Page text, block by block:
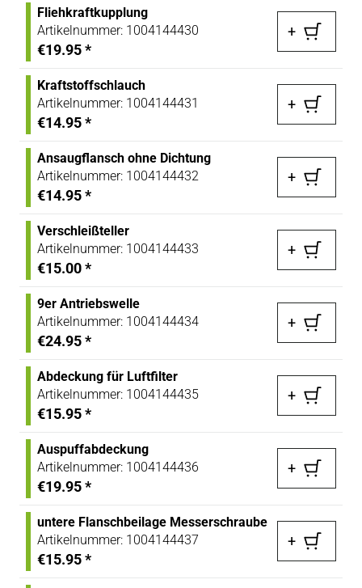
Fliehkraftkupplung
Artikelnummer: 1004144430
€19.95*
+
Kraftstoffschlauch
Artikelnummer: 1004144431
€14.95*
+
Ansaugflansch ohne Dichtung
Artikelnummer: 1004144432
€14.95*
+
Verschleißteller
Artikelnummer: 1004144433
€15.00*
+
9er Antriebswelle
Artikelnummer: 1004144434
€24.95*
+
Abdeckung für Luftfilter
Artikelnummer: 1004144435
€15.95*
+
Auspuffabdeckung
Artikelnummer: 1004144436
€19.95*
+
untere Flanschbeilage Messerschraube
Artikelnummer: 1004144437
€15.95*
+